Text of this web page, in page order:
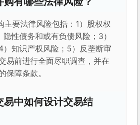
主要法律风险包括：1）股权权
性债务和或有负债风险；3）
）知识产权风险；5）反垄断审
易前进行全面尽职调查，并在
保障条款。
易中如何设计交易结